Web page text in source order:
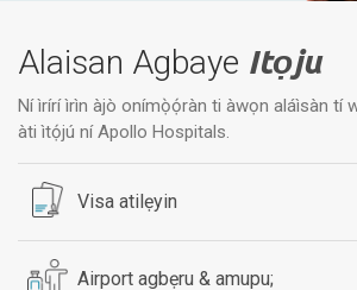
Alaisan Agbaye Itọju
Ní ìrírí ìrìn àjò onímọ̀ọ́ràn ti àwọn aláìsàn tí
àti ìtọ́jú ní Apollo Hospitals.
Visa atilẹyin
Airport agbẹru & amupu;